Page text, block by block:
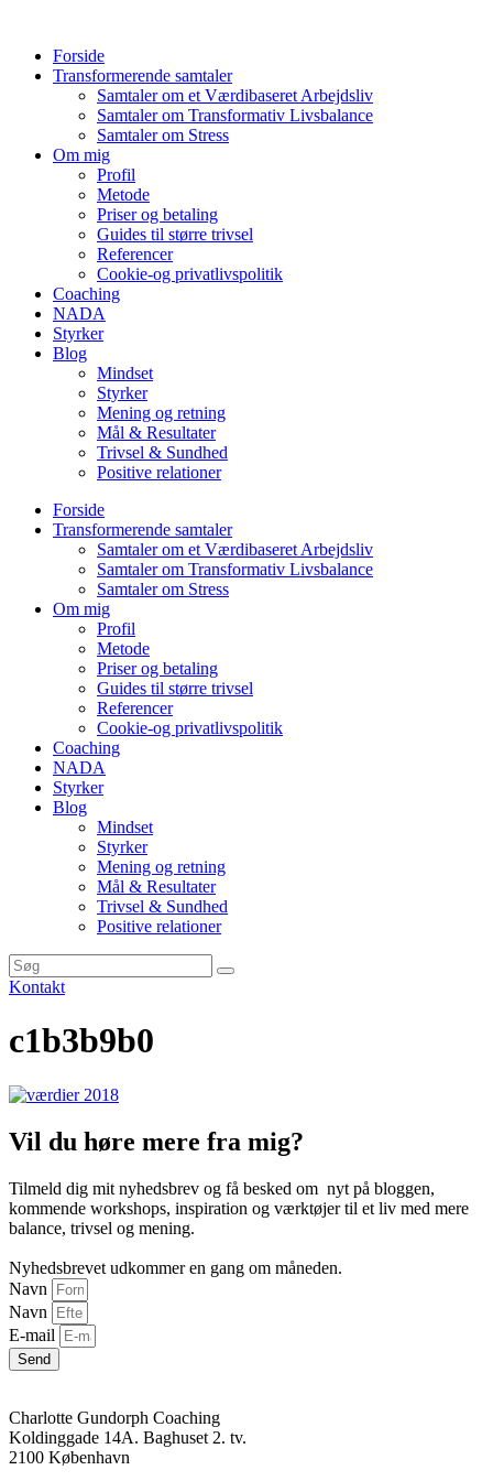
indholdForside
Transformerende samtaler
Samtaler om et Værdibaseret Arbejdsliv
Samtaler om Transformativ Livsbalance
Samtaler om Stress
Om mig
Profil
Metode
Priser og betaling
Guides til større trivsel
Referencer
Cookie-og privatlivspolitik
Coaching
NADA
Styrker
Blog
Mindset
Styrker
Mening og retning
Mål & Resultater
Trivsel & Sundhed
Positive relationer
Forside
Transformerende samtaler
Samtaler om et Værdibaseret Arbejdsliv
Samtaler om Transformativ Livsbalance
Samtaler om Stress
Om mig
Profil
Metode
Priser og betaling
Guides til større trivsel
Referencer
Cookie-og privatlivspolitik
Coaching
NADA
Styrker
Blog
Mindset
Styrker
Mening og retning
Mål & Resultater
Trivsel & Sundhed
Positive relationer
Kontakt
c1b3b9b0
Vil du høre mere fra mig?
Tilmeld dig mit nyhedsbrev og få besked om nyt på bloggen,
kommende workshops, inspiration og værktøjer til et liv med mere
balance, trivsel og mening.
Nyhedsbrevet udkommer en gang om måneden.
Navn
Navn
E-mail
Send
Charlotte Gundorph Coaching
Koldinggade 14A. Baghuset 2. tv.
2100 København